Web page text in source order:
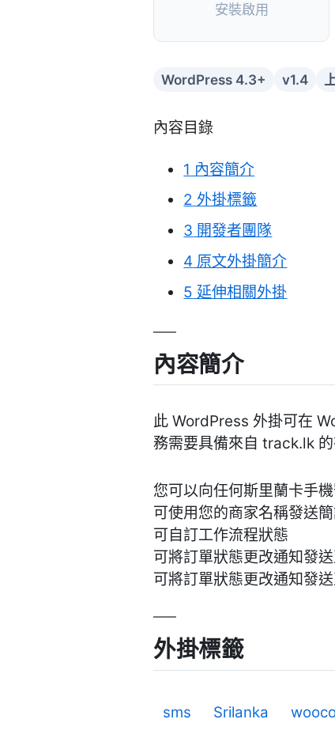
安裝啟用
WordPress 4.3+ v1.4
內容目錄
1 內容簡介
2 外掛標籤
3 開發者團隊
4 原文外掛簡介
5 延伸相關外掛
內容簡介
此 WordPress 外掛可在
務需要具備來自 track.lk
您可以向任何斯里蘭卡手
可使用您的商家名稱發送
可自訂工作流程狀態
可將訂單狀態更改通知發
可將訂單狀態更改通知發
外掛標籤
sms Srilanka